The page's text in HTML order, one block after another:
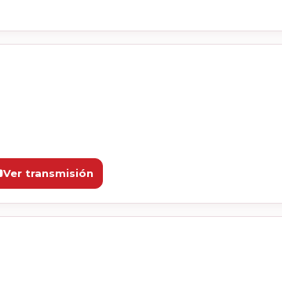
Ver transmisión